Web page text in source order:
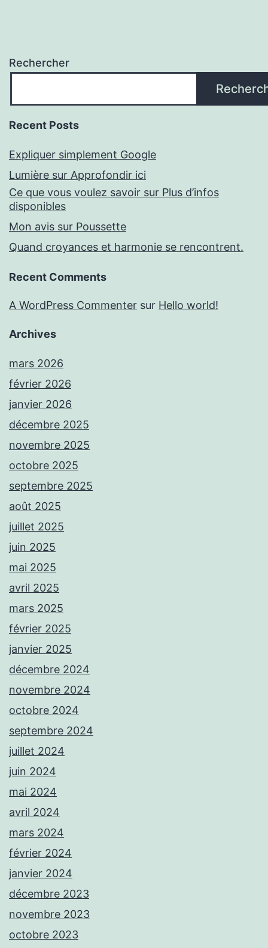
Rechercher
Recent Posts
Expliquer simplement Google
Lumière sur Approfondir ici
Ce que vous voulez savoir sur Plus d’infos
disponibles
Mon avis sur Poussette
Quand croyances et harmonie se rencontrent.
Recent Comments
A WordPress Commenter sur Hello world!
Archives
mars 2026
février 2026
janvier 2026
décembre 2025
novembre 2025
octobre 2025
septembre 2025
août 2025
juillet 2025
juin 2025
mai 2025
avril 2025
mars 2025
février 2025
janvier 2025
décembre 2024
novembre 2024
octobre 2024
septembre 2024
juillet 2024
juin 2024
mai 2024
avril 2024
mars 2024
février 2024
janvier 2024
décembre 2023
novembre 2023
octobre 2023